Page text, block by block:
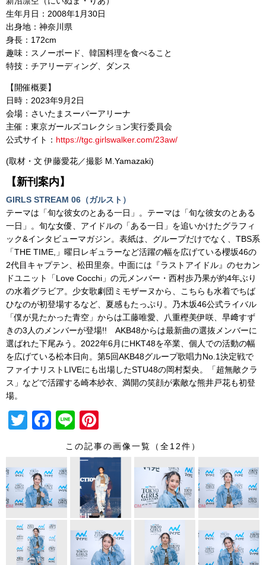
生年月日：2008年1⽉30⽇
出身地：神奈川県
身長：172cm
趣味：スノーボード、韓国料理を⾷べること
特技：チアリーディング、ダンス
【開催概要】
日時：2023年9月2日
会場：さいたまスーパーアリーナ
主催：東京ガールズコレクション実行委員会
公式サイト： https://tgc.girlswalker.com/23aw/
(取材・文 伊藤愛花／撮影 M.Yamazaki)
【新刊案内】
GIRLS STREAM 06（ガルスト）
テーマは「旬な彼女のとある一日」。テーマは「旬な彼女のとある
一日」。旬な女優、アイドルの「ある一日」を追いかけたグラフィ
ック&インタビューマガジン。表紙は、グループだけでなく、TBS系
「THE TIME,」曜日レギュラーなど活躍の幅を広げている櫻坂46の
2代目キャプテン、松田里奈。中面には『ラストアイドル』のセカン
ドユニット「Love Cocchi」の元メンバー・西村歩乃果が約4年ぶり
の水着グラビア。少女歌劇団ミモザーヌから、こちらも水着でちば
ひなのが初登場するなど、夏感もたっぷり。乃木坂46公式ライバル
「僕が見たかった青空」からは工藤唯愛、八重樫美伊咲、早﨑すず
きの3人のメンバーが登場!! AKB48からは最新曲の選抜メンバーに
選ばれた下尾みう。2022年6月にHKT48を卒業、 個人での活動の幅
を広げている松本日向。第5回AKB48グループ歌唱力No.1決定戦で
ファイナリストLIVEにも出場したSTU48の岡村梨央。「超無敵クラ
ス」 などで活躍する崎本紗衣、満開の笑顔が素敵な熊井戸花も初登
場。
T
er
F
e
b
o
o
k
Li
n
e
nt
er
e
st
この記事の画像一覧（全12件）